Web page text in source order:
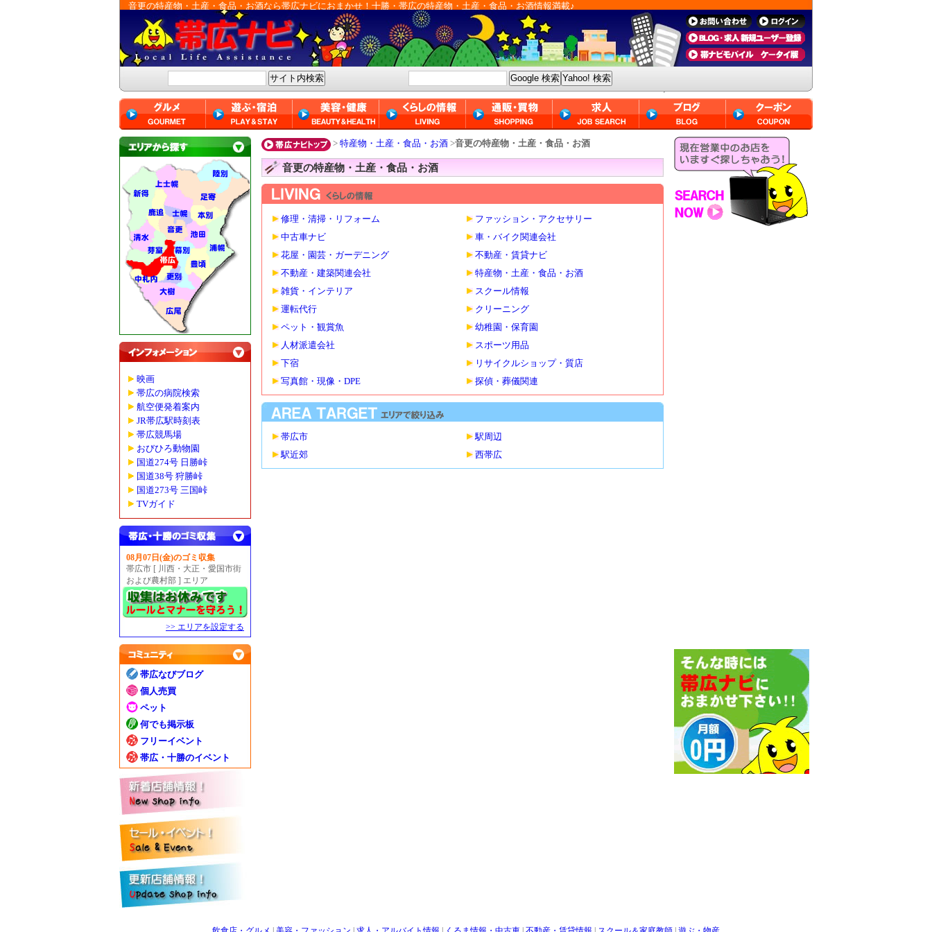
音更の特産物・土産・食品・お酒なら帯広ナビにおまかせ！十勝・帯広の特産物・土産・食品・お酒情報満載♪
映画
帯広の病院検索
航空便発着案内
JR帯広駅時刻表
帯広競馬場
おびひろ動物園
国道274号 日勝峠
国道38号 狩勝峠
国道273号 三国峠
TVガイド
08月07日(金)のゴミ収集
帯広市 [ 川西・大正・愛国市街
および農村部 ] エリア
>> エリアを設定する
帯広なびブログ
個人売買
ペット
何でも掲示板
フリーイベント
帯広・十勝のイベント
> 特産物・土産・食品・お酒 >音更の特産物・土産・食品・お酒
音更の特産物・土産・食品・お酒
修理・清掃・リフォーム
ファッション・アクセサリー
中古車ナビ
車・バイク関連会社
花屋・園芸・ガーデニング
不動産・賃貸ナビ
不動産・建築関連会社
特産物・土産・食品・お酒
雑貨・インテリア
スクール情報
運転代行
クリーニング
ペット・観賞魚
幼稚園・保育園
人材派遣会社
スポーツ用品
下宿
リサイクルショップ・質店
写真館・現像・DPE
探偵・葬儀関連
帯広市
駅周辺
駅近郊
西帯広